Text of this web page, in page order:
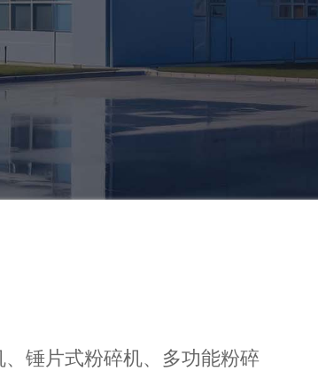
锤片式粉碎机、多功能粉碎